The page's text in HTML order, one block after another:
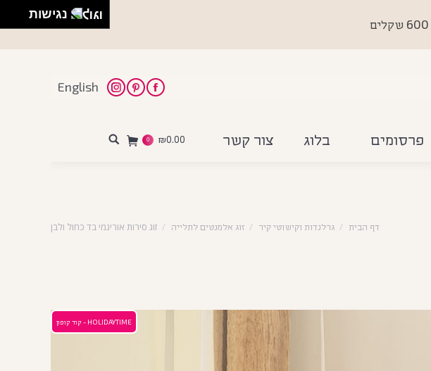
Facebook
Pinterest
Instagram
English
פרסומים בלוג צור קשר ₪0.00
0
Search:
דף הבית גרלנדות וקישוטי קיר זוג אלמנטים לתלייה זוג סירות אוריגמי בד כחול ולבן
HOLIDAYTIME - קוד קופון
נגישות